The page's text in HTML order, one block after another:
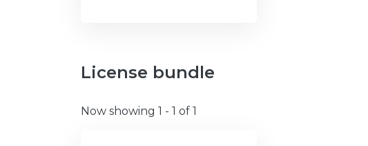
License bundle
Now showing 1 - 1 of 1